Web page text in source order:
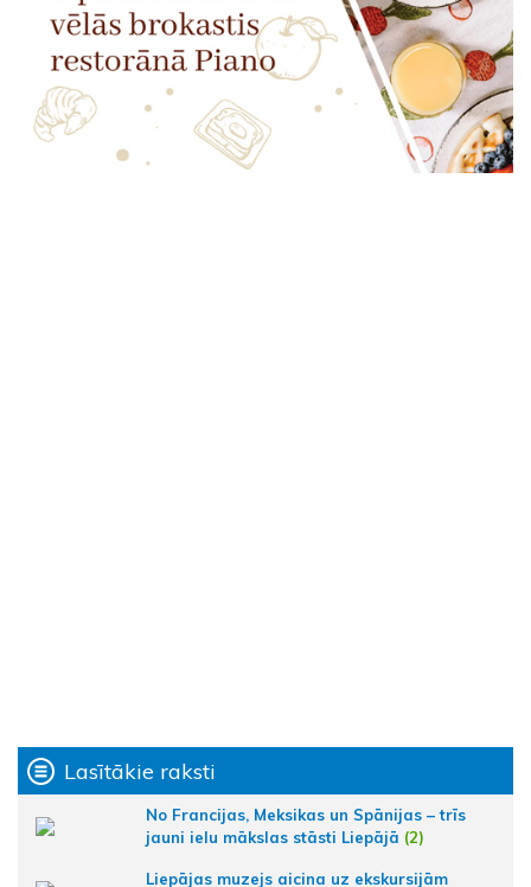
Lasītākie raksti
No Francijas, Meksikas un Spānijas – trīs
jauni ielu mākslas stāsti Liepājā (2)
Liepājas muzejs aicina uz ekskursijām